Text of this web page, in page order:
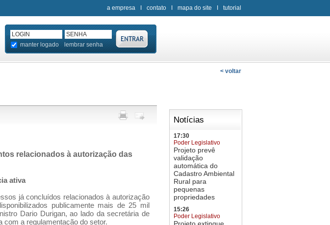
tutorial
mapa do site
contato
a empresa
manter logado lembrar senha
< voltar
relacionados à autorização das
ativa
já concluídos relacionados à autorização
publicamente mais de 25 mil
Dario Durigan, ao lado da secretária de
com a regulamentação do setor.
Notícias
17:30
Poder Legislativo
Projeto prevê
validação
automática do
Cadastro Ambiental
Rural para
pequenas
propriedades
15:26
Poder Legislativo